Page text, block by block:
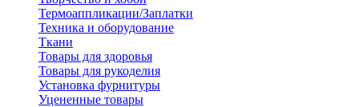
Термоаппликации/Заплатки
Техника и оборудование
Ткани
Товары для здоровья
Товары для рукоделия
Установка фурнитуры
Уцененные товары